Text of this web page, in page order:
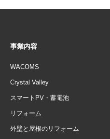
事業内容
WACOMS
Crystal Valley
スマートPV・蓄電池
リフォーム
外壁と屋根のリフォーム